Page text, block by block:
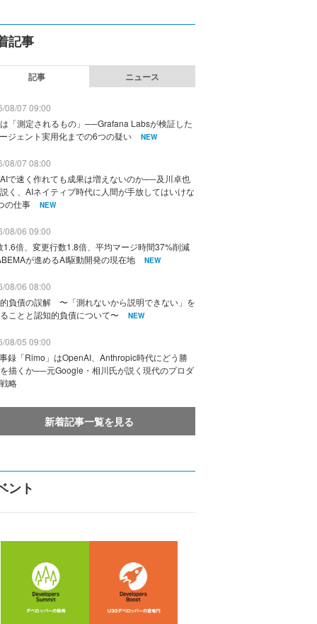
記事
記事 ニュース
08/07 09:00
「測定されるもの」──Grafana Labsが検証した
ジェント実用化までの6つの疑い
NEW
08/07 08:00
で速く作れても成果は増えないのか──及川卓也
く、AIネイティブ時代に人間が手放してはいけな
の仕事
NEW
08/06 09:00
1.6倍、変更行数1.8倍、平均マージ時間37%削減
が進めるAI駆動開発の現在地
NEW
08/06 08:00
負債の誤解 〜「測れないから説明できない」を
ことと認知的負債について〜
NEW
08/05 09:00
録「Rimo」はOpenAI、Anthropic時代にどう勝
描くか──元Google・相川氏が説く現代のプロダ
略
新着記事一覧を見る
ント